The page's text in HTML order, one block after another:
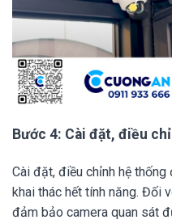
Bước 4: Cài đặt, điều
Cài đặt, điều chỉnh hệ
khai thác hết tính năng. Đối
đảm bảo camera quan sát